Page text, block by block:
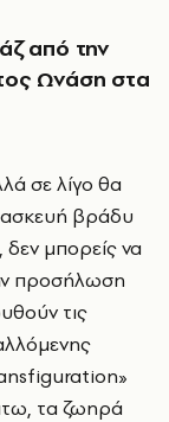
από την
Ωνάση στα
βράδυ
, δεν μπορείς να
προσήλωση
τις
τα ζωηρά